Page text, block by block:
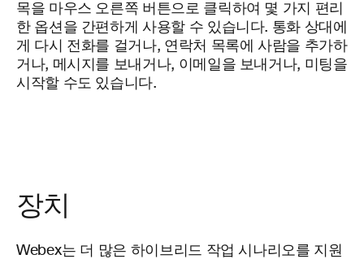
목을 마우스 오른쪽 버튼으로 클릭하여 몇 가지 편리
한 옵션을 간편하게 사용할 수 있습니다. 통화 상대에
게 다시 전화를 걸거나, 연락처 목록에 사람을 추가하
거나, 메시지를 보내거나, 이메일을 보내거나, 미팅을
시작할 수도 있습니다.
장치
Webex는 더 많은 하이브리드 작업 시나리오를 지원